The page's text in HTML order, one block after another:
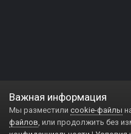
Важная информация
Мы разместили cookie-файлы
файлов, или продолжить без